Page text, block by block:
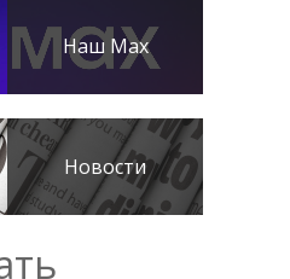
Наш Max
Новости